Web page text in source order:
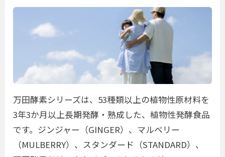
万田酵素シリーズは、53種類以上の植物性原材料を
3年3か月以上長期発酵・熟成した、植物性発酵食品
です。ジンジャー（GINGER）、マルベリー
（MULBERRY）、スタンダード（STANDARD）、